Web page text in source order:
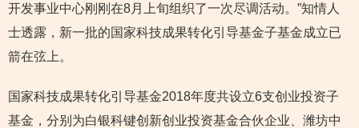
开发事业中心刚刚在8月上旬组织了一次尽调活动。”知情人
士透露，新一批的国家科技成果转化引导基金子基金成立已
箭在弦上。
国家科技成果转化引导基金2018年度共设立6支创业投资子
基金，分别为白银科键创新创业投资基金合伙企业、潍坊中